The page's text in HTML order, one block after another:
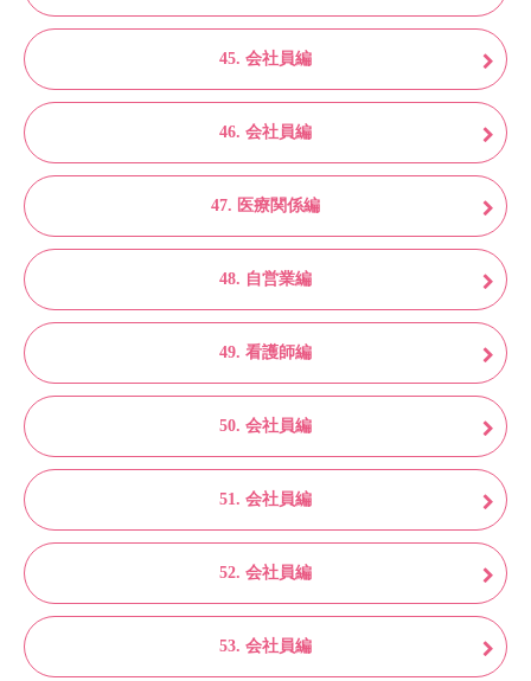
45. 会社員編
46. 会社員編
47. 医療関係編
48. 自営業編
49. 看護師編
50. 会社員編
51. 会社員編
52. 会社員編
53. 会社員編